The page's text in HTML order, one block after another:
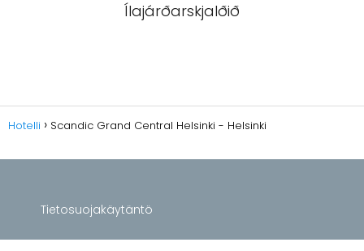
Ílajárðarskjalðið
Hotelli Scandic Grand Central Helsinki - Helsinki
Tietosuojakäytäntö